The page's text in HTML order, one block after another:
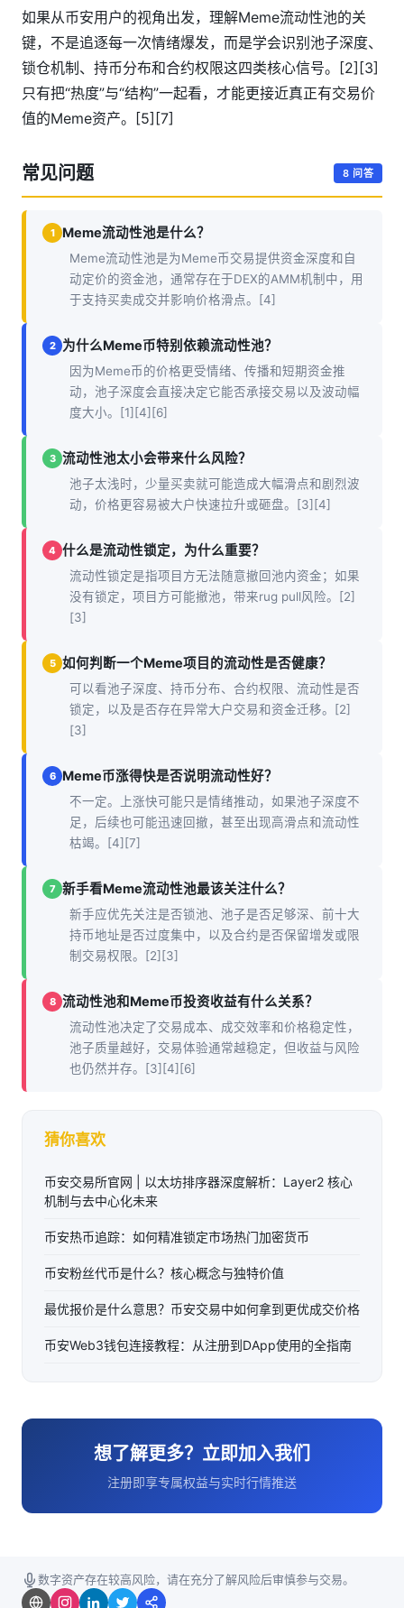
如果从币安用户的视角出发，理解Meme流动性池的关
键，不是追逐每一次情绪爆发，而是学会识别池子深度、
锁仓机制、持币分布和合约权限这四类核心信号。[2][3]
只有把“热度”与“结构”一起看，才能更接近真正有交易价
值的Meme资产。[5][7]
常见问题 8 问答
1 Meme流动性池是什么？
Meme流动性池是为Meme币交易提供资金深度和自
动定价的资金池，通常存在于DEX的AMM机制中，用
于支持买卖成交并影响价格滑点。[4]
2 为什么Meme币特别依赖流动性池？
因为Meme币的价格更受情绪、传播和短期资金推
动，池子深度会直接决定它能否承接交易以及波动幅
度大小。[1][4][6]
3 流动性池太小会带来什么风险？
池子太浅时，少量买卖就可能造成大幅滑点和剧烈波
动，价格更容易被大户快速拉升或砸盘。[3][4]
4 什么是流动性锁定，为什么重要？
流动性锁定是指项目方无法随意撤回池内资金；如果
没有锁定，项目方可能撤池，带来rug pull风险。[2]
[3]
5 如何判断一个Meme项目的流动性是否健康？
可以看池子深度、持币分布、合约权限、流动性是否
锁定，以及是否存在异常大户交易和资金迁移。[2]
[3]
6 Meme币涨得快是否说明流动性好？
不一定。上涨快可能只是情绪推动，如果池子深度不
足，后续也可能迅速回撤，甚至出现高滑点和流动性
枯竭。[4][7]
7 新手看Meme流动性池最该关注什么？
新手应优先关注是否锁池、池子是否足够深、前十大
持币地址是否过度集中，以及合约是否保留增发或限
制交易权限。[2][3]
8 流动性池和Meme币投资收益有什么关系？
流动性池决定了交易成本、成交效率和价格稳定性，
池子质量越好，交易体验通常越稳定，但收益与风险
也仍然并存。[3][4][6]
猜你喜欢
币安交易所官网 | 以太坊排序器深度解析：Layer2 核心
机制与去中心化未来
币安热币追踪：如何精准锁定市场热门加密货币
币安粉丝代币是什么？核心概念与独特价值
最优报价是什么意思？币安交易中如何拿到更优成交价格
币安Web3钱包连接教程：从注册到DApp使用的全指南
想了解更多？立即加入我们
注册即享专属权益与实时行情推送
数字资产存在较高风险，请在充分了解风险后审慎参与交易。